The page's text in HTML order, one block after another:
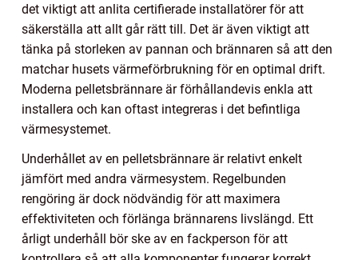
det viktigt att anlita certifierade installatörer för att
säkerställa att allt går rätt till. Det är även viktigt att
tänka på storleken av pannan och brännaren så att den
matchar husets värmeförbrukning för en optimal drift.
Moderna pelletsbrännare är förhållandevis enkla att
installera och kan oftast integreras i det befintliga
värmesystemet.
Underhållet av en pelletsbrännare är relativt enkelt
jämfört med andra värmesystem. Regelbunden
rengöring är dock nödvändig för att maximera
effektiviteten och förlänga brännarens livslängd. Ett
årligt underhåll bör ske av en fackperson för att